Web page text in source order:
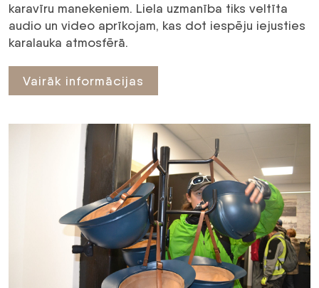
karavīru manekeniem. Liela uzmanība tiks veltīta
audio un video aprīkojam, kas dot iespēju iejusties
karalauka atmosfērā.
Vairāk informācijas